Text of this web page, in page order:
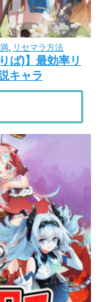
, リセマラ方法
ば)】最効率リ
キャラ